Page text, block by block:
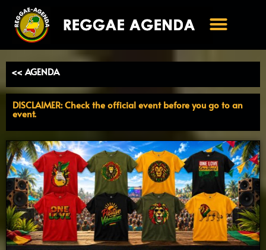
naar
inhoud
<< AGENDA
DISCLAIMER: Check the official event before you go to an
event.